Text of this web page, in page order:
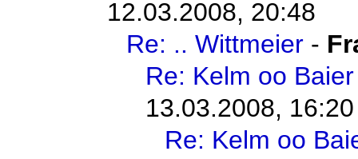
12.03.2008, 20:48
Re: .. Wittmeier -
Re: Kelm oo
13.03.2008, 16:20
Re: Kelm oo